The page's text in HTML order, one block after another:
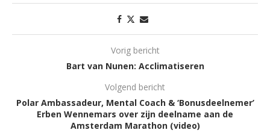
Vorig bericht
Bart van Nunen: Acclimatiseren
Volgend bericht
Polar Ambassadeur, Mental Coach & ‘Bonusdeelnemer’
Erben Wennemars over zijn deelname aan de
Amsterdam Marathon (video)